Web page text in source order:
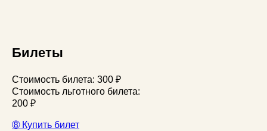
Билеты
Стоимость билета: 300 ₽
Стоимость льготного билета:
200 ₽
➇ Купить билет